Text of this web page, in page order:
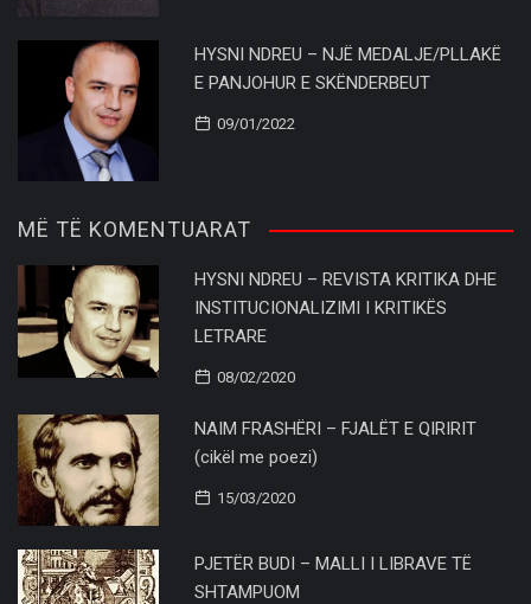
HYSNI NDREU – NJË MEDALJE/PLLAKË
E PANJOHUR E SKËNDERBEUT
09/01/2022
MË TË KOMENTUARAT
HYSNI NDREU – REVISTA KRITIKA DHE
INSTITUCIONALIZIMI I KRITIKËS
LETRARE
08/02/2020
NAIM FRASHËRI – FJALËT E QIRIRIT
(cikël me poezi)
15/03/2020
PJETËR BUDI – MALLI I LIBRAVE TË
SHTAMPUOM